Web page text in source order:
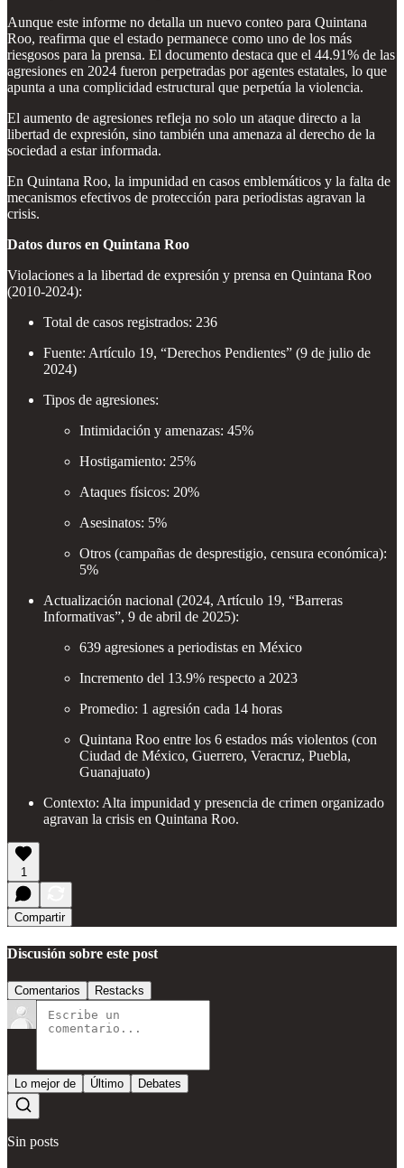
Aunque este informe no detalla un nuevo conteo para Quintana
Roo, reafirma que el estado permanece como uno de los más
riesgosos para la prensa. El documento destaca que el 44.91% de las
agresiones en 2024 fueron perpetradas por agentes estatales, lo que
apunta a una complicidad estructural que perpetúa la violencia.
El aumento de agresiones refleja no solo un ataque directo a la
libertad de expresión, sino también una amenaza al derecho de la
sociedad a estar informada.
En Quintana Roo, la impunidad en casos emblemáticos y la falta de
mecanismos efectivos de protección para periodistas agravan la
crisis.
Datos duros en Quintana Roo
Violaciones a la libertad de expresión y prensa en Quintana Roo
(2010-2024):
Total de casos registrados: 236
Fuente: Artículo 19, “Derechos Pendientes” (9 de julio de
2024)
Tipos de agresiones:
Intimidación y amenazas: 45%
Hostigamiento: 25%
Ataques físicos: 20%
Asesinatos: 5%
Otros (campañas de desprestigio, censura económica):
5%
Actualización nacional (2024, Artículo 19, “Barreras
Informativas”, 9 de abril de 2025):
639 agresiones a periodistas en México
Incremento del 13.9% respecto a 2023
Promedio: 1 agresión cada 14 horas
Quintana Roo entre los 6 estados más violentos (con
Ciudad de México, Guerrero, Veracruz, Puebla,
Guanajuato)
Contexto: Alta impunidad y presencia de crimen organizado
agravan la crisis en Quintana Roo.
1
Compartir
Discusión sobre este post
Comentarios Restacks
Lo mejor de Último Debates
Sin posts